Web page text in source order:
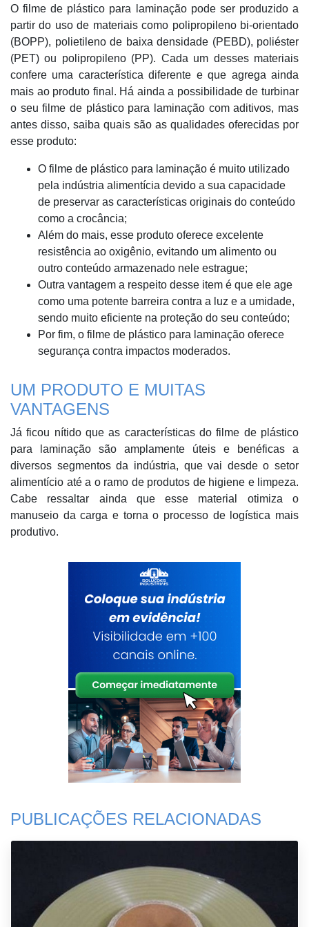
O filme de plástico para laminação pode ser produzido a
partir do uso de materiais como polipropileno bi-orientado
(BOPP), polietileno de baixa densidade (PEBD), poliéster
(PET) ou polipropileno (PP). Cada um desses materiais
confere uma característica diferente e que agrega ainda
mais ao produto final. Há ainda a possibilidade de turbinar
o seu filme de plástico para laminação com aditivos, mas
antes disso, saiba quais são as qualidades oferecidas por
esse produto:
O filme de plástico para laminação é muito utilizado
pela indústria alimentícia devido a sua capacidade
de preservar as características originais do conteúdo
como a crocância;
Além do mais, esse produto oferece excelente
resistência ao oxigênio, evitando um alimento ou
outro conteúdo armazenado nele estrague;
Outra vantagem a respeito desse item é que ele age
como uma potente barreira contra a luz e a umidade,
sendo muito eficiente na proteção do seu conteúdo;
Por fim, o filme de plástico para laminação oferece
segurança contra impactos moderados.
UM PRODUTO E MUITAS
VANTAGENS
Já ficou nítido que as características do filme de plástico
para laminação são amplamente úteis e benéficas a
diversos segmentos da indústria, que vai desde o setor
alimentício até a o ramo de produtos de higiene e limpeza.
Cabe ressaltar ainda que esse material otimiza o
manuseio da carga e torna o processo de logística mais
produtivo.
PUBLICAÇÕES RELACIONADAS